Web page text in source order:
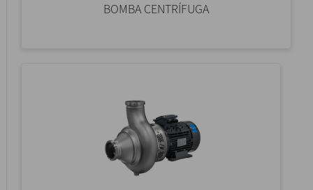
BOMBA CENTRÍFUGA